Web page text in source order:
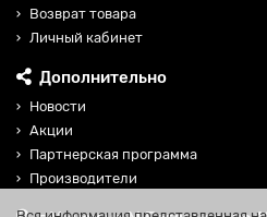
Возврат товара
Личный кабинет
Дополнительно
Новости
Акции
Партнерская программа
Производители